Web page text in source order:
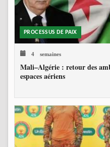
PROCESSUS DE PAIX
4 semaines
Mali–Algérie : retour des
espaces aériens